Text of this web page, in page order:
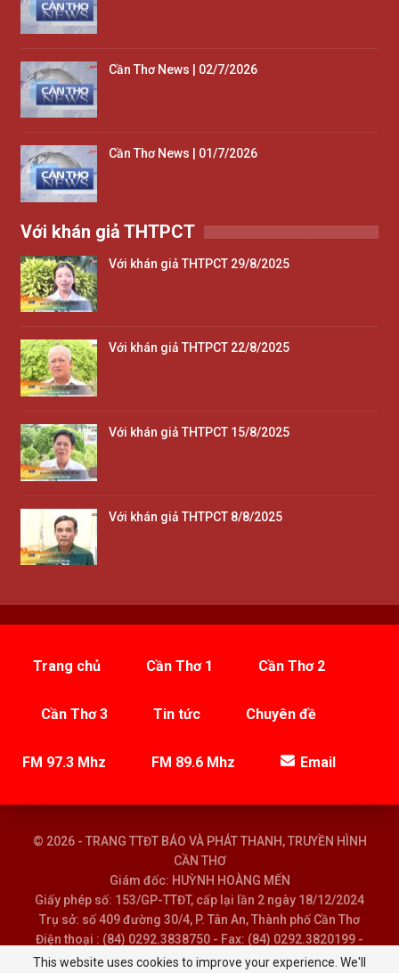
Cần Thơ News | 02/7/2026
Cần Thơ News | 01/7/2026
Với khán giả THTPCT
Với khán giả THTPCT 29/8/2025
Với khán giả THTPCT 22/8/2025
Với khán giả THTPCT 15/8/2025
Với khán giả THTPCT 8/8/2025
Trang chủ Cần Thơ 1 Cần Thơ 2
Cần Thơ 3 Tin tức Chuyên đề
FM 97.3 Mhz FM 89.6 Mhz Email
© 2026 - TRANG TTĐT BÁO VÀ PHÁT THANH, TRUYỀN HÌNH
CẦN THƠ
Giám đốc: HUỲNH HOÀNG MẾN
Giấy phép số: 153/GP-TTĐT, cấp lại lần 2 ngày 18/12/2024
Trụ sở: số 409 đường 30/4, P. Tân An, Thành phố Cần Thơ
Điện thoại : (84) 0292.3838750 - Fax: (84) 0292.3820199 -
Email : baoptth@cantho.gov.vn
This website uses cookies to improve your experience. We'll